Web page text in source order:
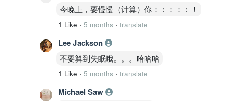
今晚上，要慢慢（计算）你：：：：：！
1 Like · 5 months · translate
Lee Jackson
不要算到失眠哦。。。哈哈哈
1 Like · 5 months · translate
Michael Saw